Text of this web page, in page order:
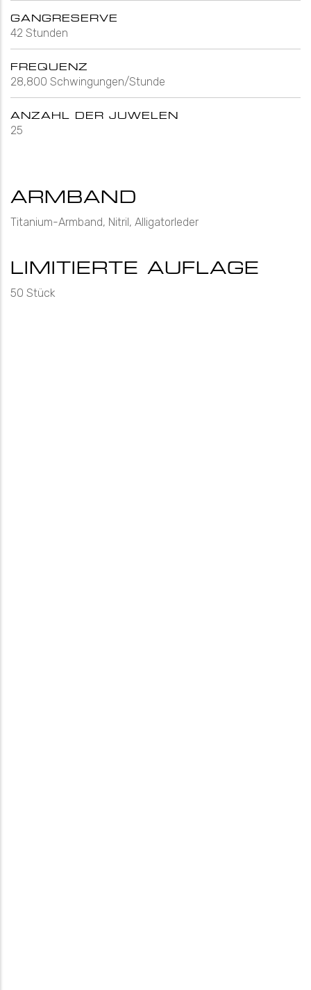
GANGRESERVE
42 Stunden
FREQUENZ
28,800 Schwingungen/Stunde
ANZAHL DER JUWELEN
25
ARMBAND
Titanium-Armband, Nitril, Alligatorleder
LIMITIERTE AUFLAGE
50 Stück